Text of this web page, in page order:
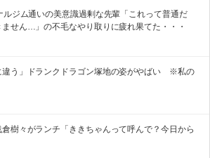
ジム通いの美意識過剰な先輩「これって普通だ
せん…」の不毛なやり取りに疲れ果てた・・・
違う」ドランクドラゴン塚地の姿がやばい ※私の
倉樹々がランチ「ききちゃんって呼んで？今日から